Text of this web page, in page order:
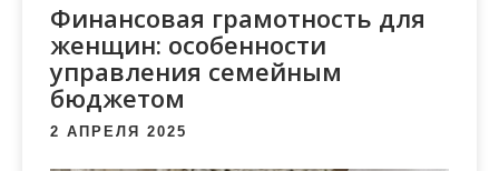
Финансовая грамотность для
женщин: особенности
управления семейным
бюджетом
2 АПРЕЛЯ 2025